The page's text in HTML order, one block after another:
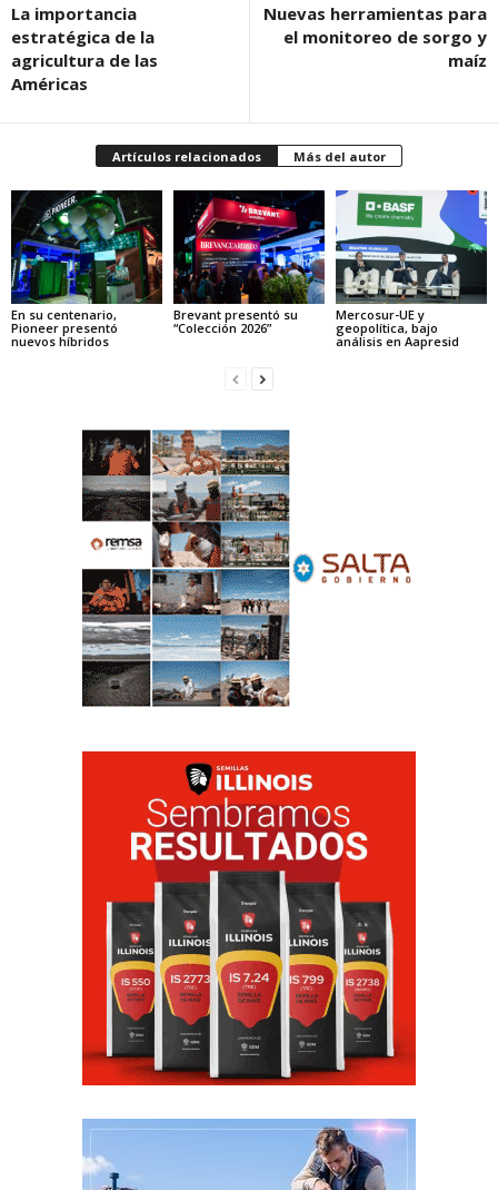
La importancia
estratégica de la
agricultura de las
Américas
Nuevas herramientas para
el monitoreo de sorgo y
maíz
Artículos relacionados Más del autor
En su centenario,
Pioneer presentó
nuevos híbridos
Brevant presentó su
“Colección 2026”
Mercosur-UE y
geopolítica, bajo
análisis en Aapresid